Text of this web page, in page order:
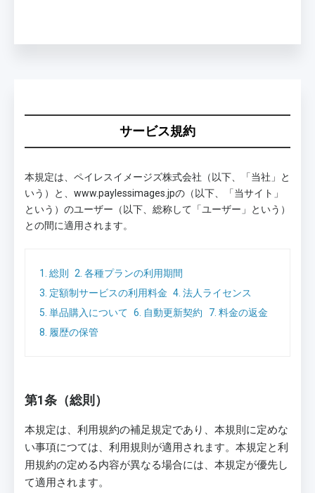
サービス規約
本規定は、ペイレスイメージズ株式会社（以下、「当社」と
いう）と、www.paylessimages.jpの（以下、「当サイト」
という）のユーザー（以下、総称して「ユーザー」という）
との間に適用されます。
1. 総則
2. 各種プランの利用期間
3. 定額制サービスの利用料金 4. 法人ライセンス
5. 単品購入について 6. 自動更新契約
7. 料金の返金
8. 履歴の保管
第1条（総則）
本規定は、利用規約の補足規定であり、本規則に定めな
い事項につては、利用規則が適用されます。本規定と利
用規約の定める内容が異なる場合には、本規定が優先し
て適用されます。